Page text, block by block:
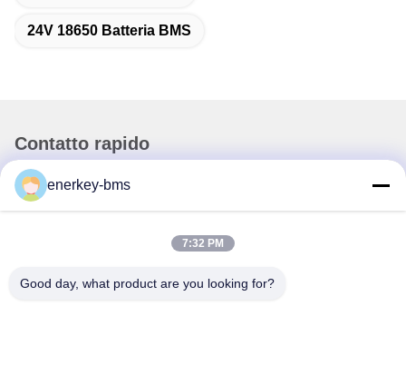
24V 18650 Batteria BMS
Contatto rapido
Indirizzo
Zona A, 9° piano, edificio G, Parco industriale a basse
emissioni di carbonio di Guancheng, comunità Shangcun,
strada Gongming, distretto di Guangming, Shenzhen, Cina,
enerkey-bms
7:32 PM
Good day, what product are you looking for?